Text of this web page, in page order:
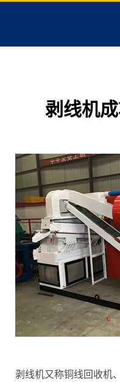
剥线机
剥线机又称铜线回收机